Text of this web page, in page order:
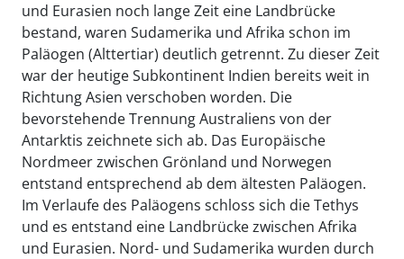
und Eurasien noch lange Zeit eine Landbrücke
bestand, waren Sudamerika und Afrika schon im
Paläogen (Alttertiar) deutlich getrennt. Zu dieser Zeit
war der heutige Subkontinent Indien bereits weit in
Richtung Asien verschoben worden. Die
bevorstehende Trennung Australiens von der
Antarktis zeichnete sich ab. Das Europäische
Nordmeer zwischen Grönland und Norwegen
entstand entsprechend ab dem ältesten Paläogen.
Im Verlaufe des Paläogens schloss sich die Tethys
und es entstand eine Landbrücke zwischen Afrika
und Eurasien. Nord- und Sudamerika wurden durch